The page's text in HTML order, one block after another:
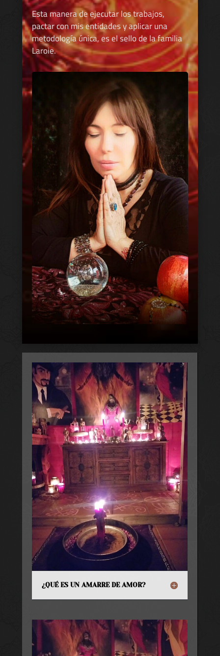
Esta manera de ejecutar los trabajos,
pactar con mis entidades y aplicar una
metodología única, es el sello de la familia
Laroie.
¿QUÉ ES UN AMARRE DE AMOR?